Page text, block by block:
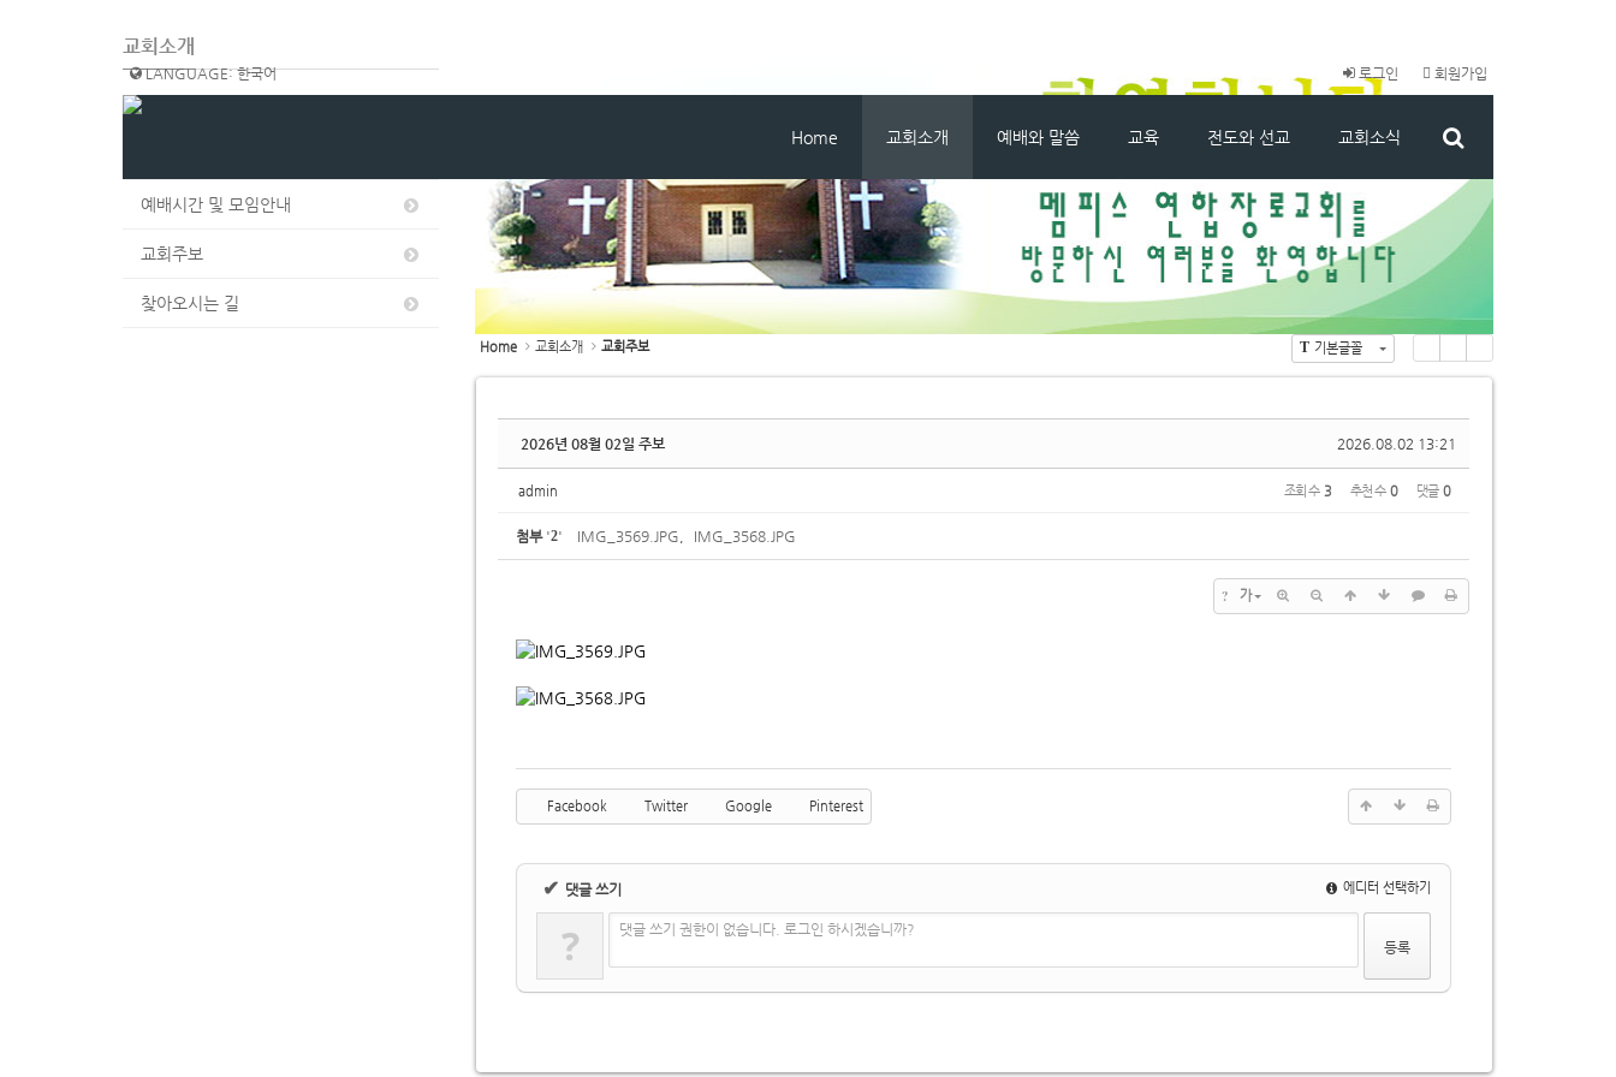
LANGUAGE: 한국어 로그인 회원가입
Home 교회소개 예배와 말씀 교육 전도와 선교 교회소식
교회소개
교회소개
예배시간 및 모임안내
교회주보
찾아오시는 길
Home 교회소개 교회주보 T 기본글꼴
Li
Zi
G
2026.08.02 13:21
2026년 08월 02일 주보
admin 조회 수 3 추천 수 0 댓글 0
첨부 '2' IMG_3569.JPG IMG_3568.JPG
? 가
Facebook Twitter Google Pinterest
✔ 댓글 쓰기 에디터 선택하기
? 댓글 쓰기 권한이 없습니다. 로그인 하시겠습니까?